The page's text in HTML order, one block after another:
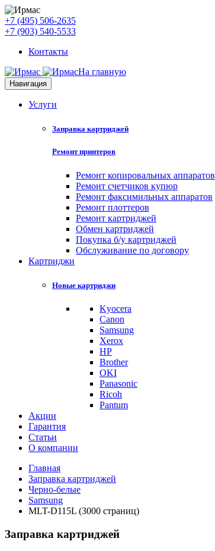
+7 (495) 506-2635
+7 (903) 540-5533
Контакты
На главную
Навигация
Услуги
Заправка картриджей
Ремонт принтеров
Ремонт копировальных аппаратов
Ремонт счетчиков купюр
Ремонт факсимильных аппаратов
Ремонт плоттеров
Ремонт картриджей
Обмен картриджей
Покупка б/у картриджей
Обслуживание по договору
Картриджи
Новые картриджи
Kyocera
Canon
Samsung
Xerox
HP
Brother
OKI
Panasonic
Ricoh
Pantum
Акции
Гарантия
Статьи
О компании
Главная
Заправка картриджей
Черно-белые
Samsung
MLT-D115L (3000 страниц)
Заправка картриджей